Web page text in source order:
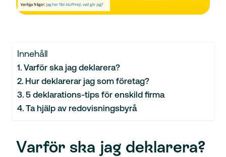
Innehåll
Varför ska jag deklarera?
Hur deklarerar jag som företag?
5 deklarations-tips för enskild firma
Ta hjälp av redovisningsbyrå
Varför ska jag deklarera?